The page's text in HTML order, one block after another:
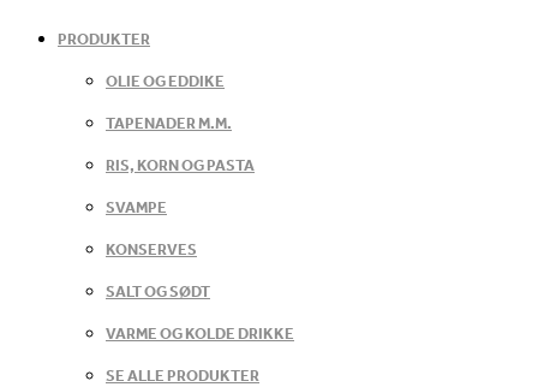
PRODUKTER
OLIE OG EDDIKE
TAPENADER M.M.
RIS, KORN OG PASTA
SVAMPE
KONSERVES
SALT OG SØDT
VARME OG KOLDE DRIKKE
SE ALLE PRODUKTER